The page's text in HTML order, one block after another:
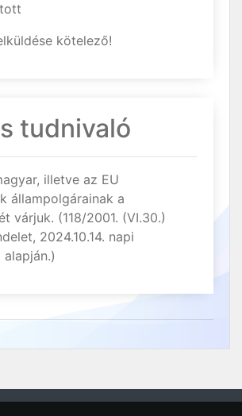
kötelező!
tudnivaló
illetve az EU
állampolgárainak a
várjuk. (118/2001. (VI.30.)
2024.10.14. napi